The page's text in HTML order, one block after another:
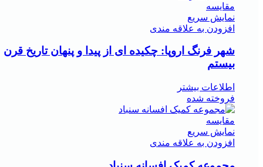
مقايسه
نمایش سریع
افزودن به علاقه مندی
شهر فرنگ اروپا: چکیده ای از پیدا و پنهان تاریخ قرن
بیستم
اطلاعات بیشتر
فروخته شده
مقايسه
نمایش سریع
افزودن به علاقه مندی